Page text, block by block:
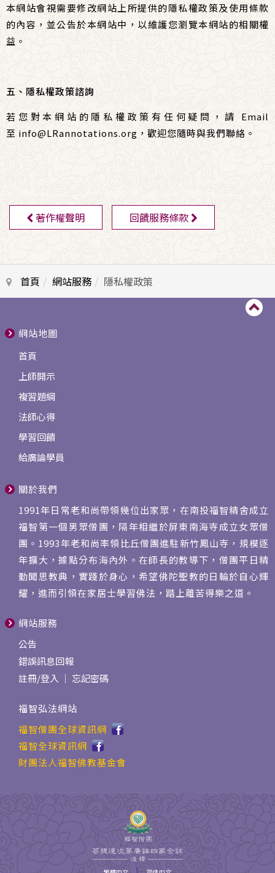
本網站會視需要修改網站上所提供的隱私權政策及使用條款
的內容，並公告於本網站中，以維護您瀏覽本網站的相關權
益。
五、隱私權政策諮詢
若您對本網站的隱私權政策有任何疑問，請 Email
至 info@LRannotations.org ， 歡迎您隨時與我們聯絡。
著作權聲明 回饋服務條款
首頁 網站服務 隱私權政策
網站地圖
首頁
上師開示
複習題綱
法師心得
學習回饋
給廣論學員
關於我們
1991年日常老和尚帶領幾位出家眾，在南投福智精舍成立
福智第一個男眾僧團，隔年相繼於屏東南海寺成立女眾僧
團。1993年老和尚率領比丘僧團進駐新竹鳳山寺，規模逐
年擴大，據點分布海內外。在師長的教導下，僧團平日精
勤聞思教典，實踐於身心，希望佛陀聖教的日輪於自心輝
耀，進而引領在家居士學習佛法，踏上離苦得樂之道。
網站服務
公告
錯誤訊息回報
註冊/登入 ｜ 忘記密碼
福智弘法網站
福智僧團全球資訊網
福智全球資訊網
財團法人福智佛教基金會